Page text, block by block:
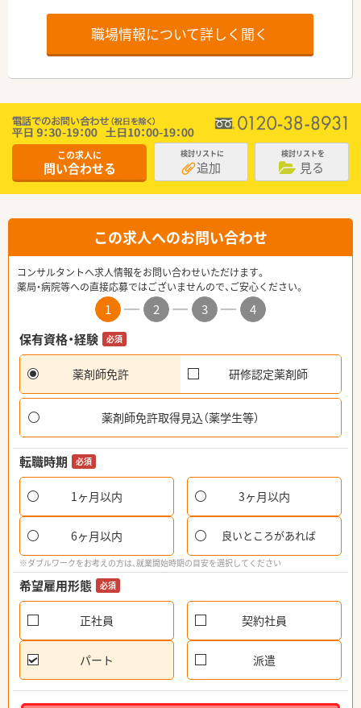
職場情報について詳しく聞く
この求人に
問い合わせる
検討リストに
追加
検討リストを
見る
この求人へのお問い合わせ
コンサルタントへ求人情報をお問い合わせいただけます。
薬局・病院等への直接応募ではございませんので、ご安心ください。
1 2 3
4
保有資格・経験
必須
薬剤師免許 研修認定薬剤師
薬剤師免許取得見込（薬学生等）
転職時期 必須
1ヶ月以内 3ヶ月以内
6ヶ月以内 良いところがあれば
※ダブルワークをお考えの方は、就業開始時期の目安を選択してください
希望雇用形態 必須
正社員 契約社員
パート 派遣